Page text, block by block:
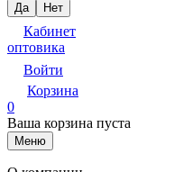
Да Нет
Кабинет
оптовика
Войти
Корзина
0
Ваша корзина пуста
Меню